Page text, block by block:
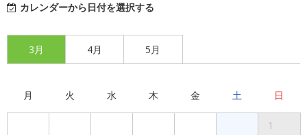
カレンダーから日付を選択する
3月 4月 5月
月 火 水 木 金 土 日
1